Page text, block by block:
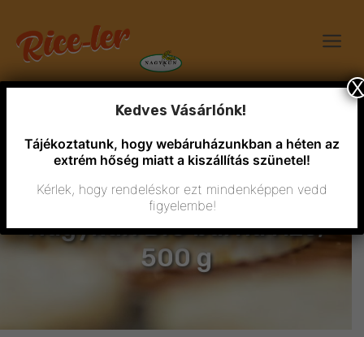
Nagykun BIO barna rizs,
500 g
Kedves Vásárlónk!
Tájékoztatunk, hogy webáruházunkban a héten az
extrém hőség miatt a kiszállítás szünetel!
Kérlek, hogy rendeléskor ezt mindenképpen vedd
figyelembe!
X